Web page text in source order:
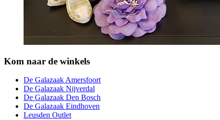
Kom naar de winkels
De Galazaak Amersfoort
De Galazaak Nijverdal
De Galazaak Den Bosch
De Galazaak Eindhoven
Leusden Outlet